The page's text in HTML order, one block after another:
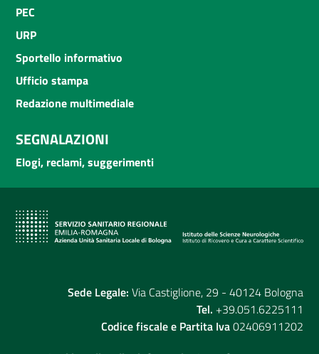
PEC
URP
Sportello informativo
Ufficio stampa
Redazione multimediale
SEGNALAZIONI
Elogi, reclami, suggerimenti
Sede Legale: Via Castiglione, 29 - 40124 Bologna
Tel. +39.051.6225111
Codice fiscale e Partita Iva02406911202